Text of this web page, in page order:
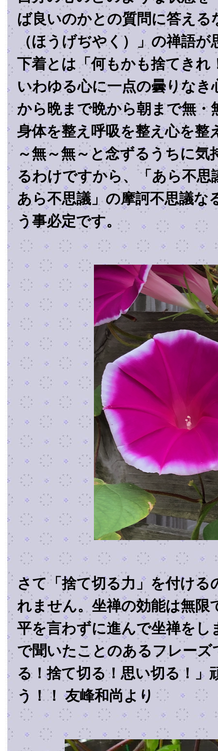
ば良いのかとの質問に答える
（ほうげぢやく）」の禅語
下着とは「何もかも捨てきれ
いわゆる心に一点の曇りなき
から晩まで晩から朝まで無・
身体を整え呼吸を整え心を整
～無～無～と念ずるうちに気
るわけですから、「あら不思
あら不思議」の摩訶不思議な
う事必定です。
さて「捨て切る力」を付ける
れません。坐禅の効能は無限
平を言わずに進んで坐禅をし
で聞いたことのあるフレーズ
る！捨て切る！思い切る！」
う！！ 友峰和尚より